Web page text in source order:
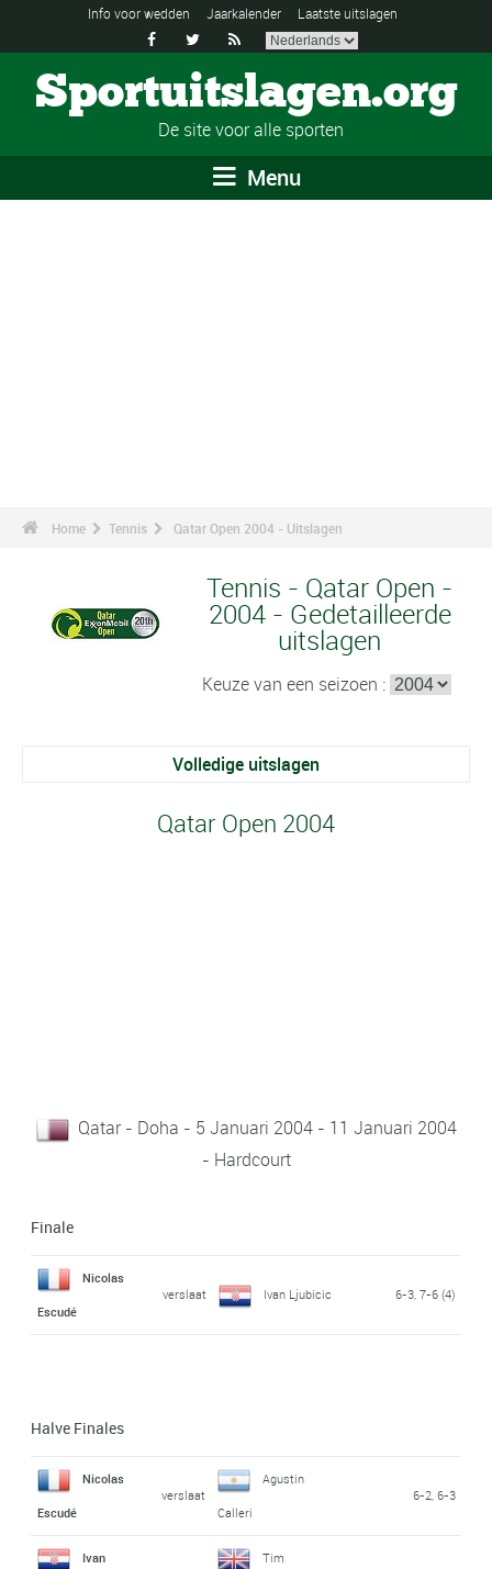
Info voor wedden Jaarkalender Laatste uitslagen
  
Sportuitslagen.org
De site voor alle sporten
Menu
Home Tennis Qatar Open 2004 - Uitslagen
Tennis - Qatar Open -
2004 - Gedetailleerde
uitslagen
Keuze van een seizoen :
Volledige uitslagen
Qatar Open 2004
Qatar - Doha - 5 Januari 2004 - 11 Januari 2004
- Hardcourt
Finale
Nicolas
Escudé
verslaat Ivan Ljubicic 6-3, 7-6 (4)
Halve Finales
Nicolas
Escudé
verslaat
Agustin
Calleri
6-2, 6-3
Ivan Tim